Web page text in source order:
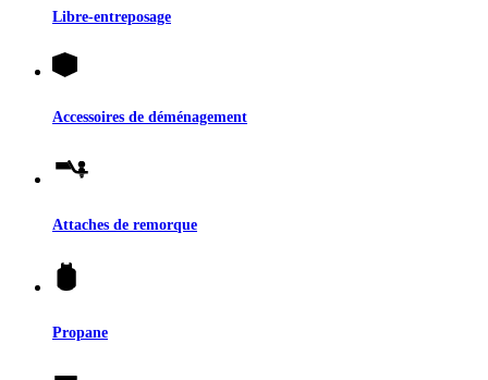
Libre-entreposage
Accessoires de déménagement
Attaches de remorque
Propane